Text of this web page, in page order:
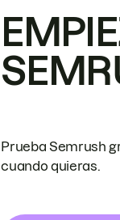
Prueba Semrush
cuando quieras.